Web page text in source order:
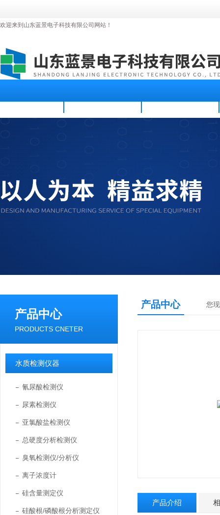
欢迎来到山东蓝景电子科技有限公司网站！
产品中心
PRODUCTS CNETER
水质检测仪器
氰尿酸检测仪
尿素检测仪
亚氯酸盐检测仪
总硬度分析检测仪
臭氧检测仪/分析仪
离子浓度计
硅含量测定仪
硅酸根/磷酸根分析测定仪
产品中心 您
产品介绍